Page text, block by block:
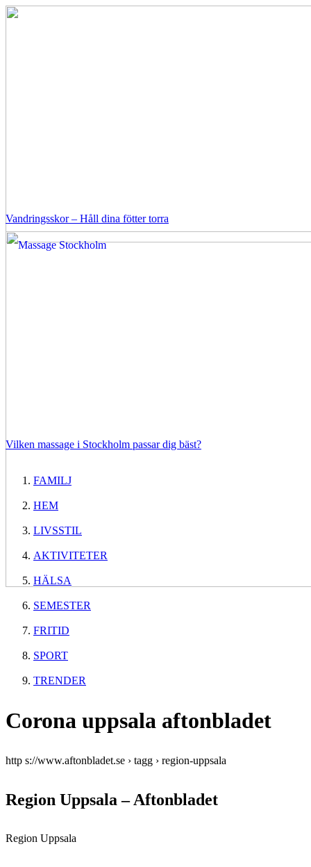
Vandringsskor – Håll dina fötter torra
Vilken massage i Stockholm passar dig bäst?
FAMILJ
HEM
LIVSSTIL
AKTIVITETER
HÄLSA
SEMESTER
FRITID
SPORT
TRENDER
Corona uppsala aftonbladet
http s://www.aftonbladet.se › tagg › region-uppsala
Region Uppsala – Aftonbladet
Region Uppsala